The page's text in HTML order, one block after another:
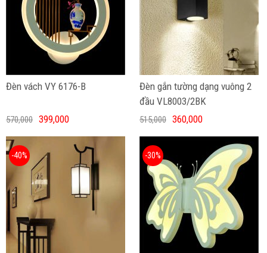
Đèn vách VY 6176-B
570,000 399,000
Đèn gắn tường dạng vuông 2
đầu VL8003/2BK
515,000 360,000
-40% -30%